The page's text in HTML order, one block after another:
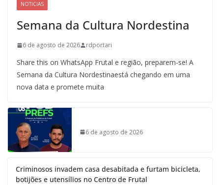
NOTICIAS
Semana da Cultura Nordestina
6 de agosto de 2026 rdportari
Share this on WhatsApp Frutal e região, preparem-se! A
Semana da Cultura Nordestinaestá chegando em uma
nova data e promete muita
6 de agosto de 2026
Criminosos invadem casa desabitada e furtam bicicleta,
botijões e utensílios no Centro de Frutal